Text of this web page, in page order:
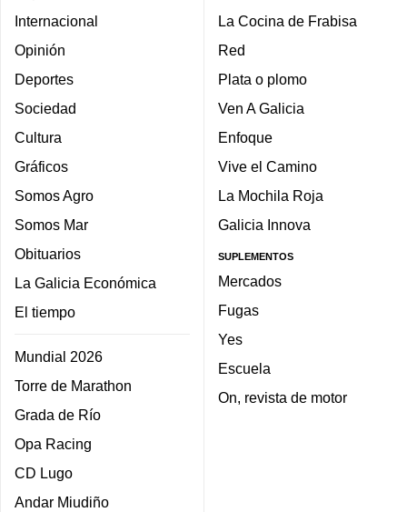
Internacional
Opinión
Deportes
Sociedad
Cultura
Gráficos
Somos Agro
Somos Mar
Obituarios
La Galicia Económica
El tiempo
Mundial 2026
Torre de Marathon
Grada de Río
Opa Racing
CD Lugo
Andar Miudiño
La Cocina de Frabisa
Red
Plata o plomo
Ven A Galicia
Enfoque
Vive el Camino
La Mochila Roja
Galicia Innova
SUPLEMENTOS
Mercados
Fugas
Yes
Escuela
On, revista de motor